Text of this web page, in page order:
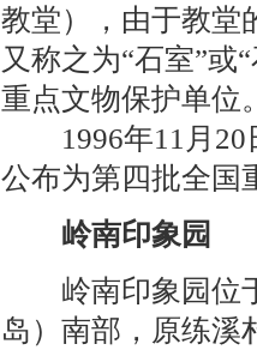
教堂），由于教堂
又称之为“石室”或
重点文物保护单位
1996年11月20
公布为第四批全国
岭南印象园
岭南印象园位
岛）南部，原练溪